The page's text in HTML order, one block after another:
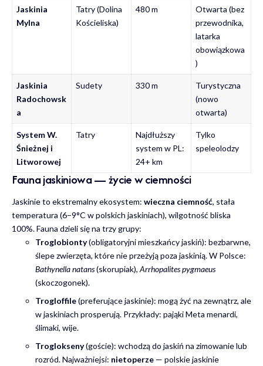
Jaskinia
Mylna
Tatry (Dolina
Kościeliska)
480 m
Otwarta (bez
przewodnika,
latarka
obowiązkowa
)
Jaskinia
Radochowsk
a
Sudety 330 m
Turystyczna
(nowo
otwarta)
System W.
Śnieżnej i
Litworowej
Tatry
Najdłuższy
system w PL:
24+ km
Tylko
speleolodzy
Fauna jaskiniowa — życie w ciemności
Jaskinie to ekstremalny ekosystem: wieczna ciemność, stała
temperatura (6–9°C w polskich jaskiniach), wilgotność bliska
100%. Fauna dzieli się na trzy grupy:
Troglobionty(obligatoryjni mieszkańcy jaskiń): bezbarwne,
ślepe zwierzęta, które nie przeżyją poza jaskinią. W Polsce:
Bathynella natans(skorupiak), Arrhopalites pygmaeus
(skoczogonek).
Trogloffile(preferujące jaskinie): mogą żyć na zewnątrz, ale
w jaskiniach prosperują. Przykłady: pająki Meta menardi,
ślimaki, wije.
Troglokseny(goście): wchodzą do jaskiń na zimowanie lub
rozród. Najważniejsi: nietoperze — polskie jaskinie